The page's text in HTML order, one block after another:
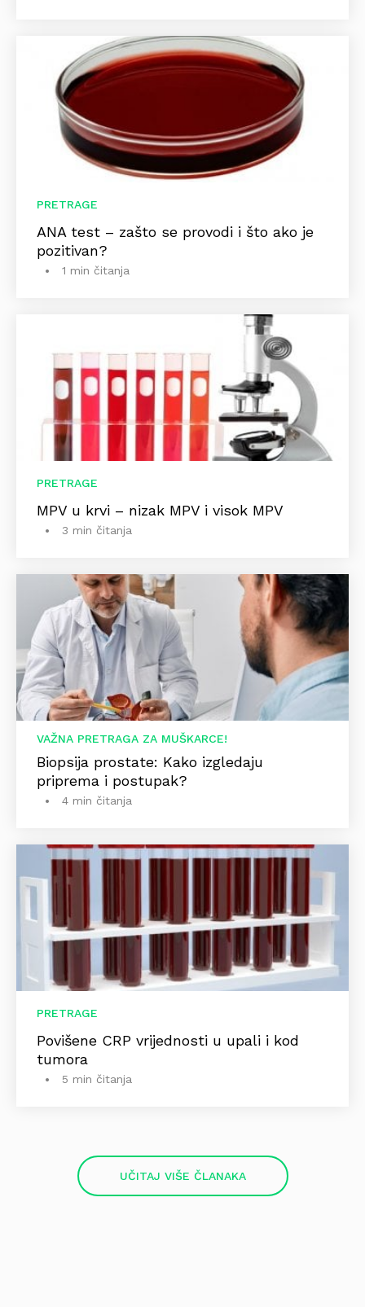
PRETRAGE
ANA test – zašto se provodi i što ako je
pozitivan?
1 min čitanja
PRETRAGE
MPV u krvi – nizak MPV i visok MPV
3 min čitanja
VAŽNA PRETRAGA ZA MUŠKARCE!
Biopsija prostate: Kako izgledaju
priprema i postupak?
4 min čitanja
PRETRAGE
Povišene CRP vrijednosti u upali i kod
tumora
5 min čitanja
UČITAJ VIŠE ČLANAKA